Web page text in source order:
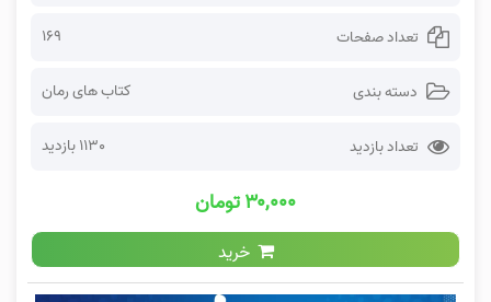
تعداد صفحات 169
دسته بندی کتاب های رمان
تعداد بازدید 1130 بازدید
۳۰,۰۰۰ تومان
خرید